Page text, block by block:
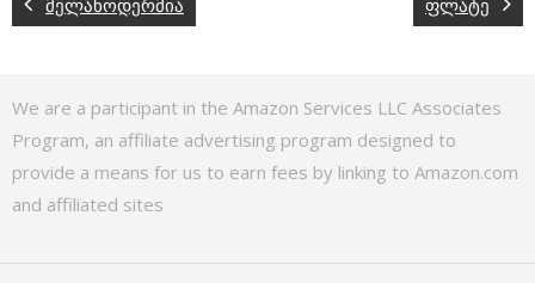
მელანოდერმია ფლატე
We are a participant in the Amazon Services LLC Associates
Program, an affiliate advertising program designed to
provide a means for us to earn fees by linking to Amazon.com
and affiliated sites